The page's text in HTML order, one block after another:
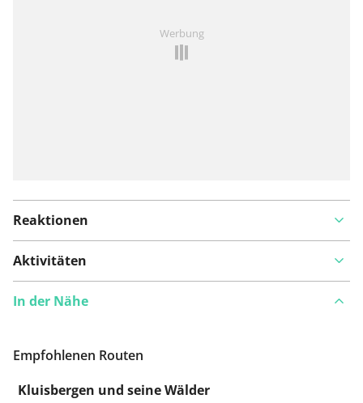
Werbung
Reaktionen
Aktivitäten
In der Nähe
Empfohlenen Routen
Kluisbergen und seine Wälder